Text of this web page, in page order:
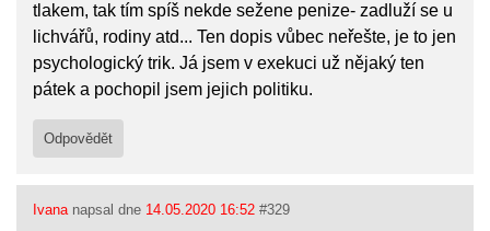
tlakem, tak tím spíš nekde sežene penize- zadluží se u
lichvářů, rodiny atd... Ten dopis vůbec neřešte, je to jen
psychologický trik. Já jsem v exekuci už nějaký ten
pátek a pochopil jsem jejich politiku.
Odpovědět
Ivananapsal dne 14.05.2020 16:52 #329